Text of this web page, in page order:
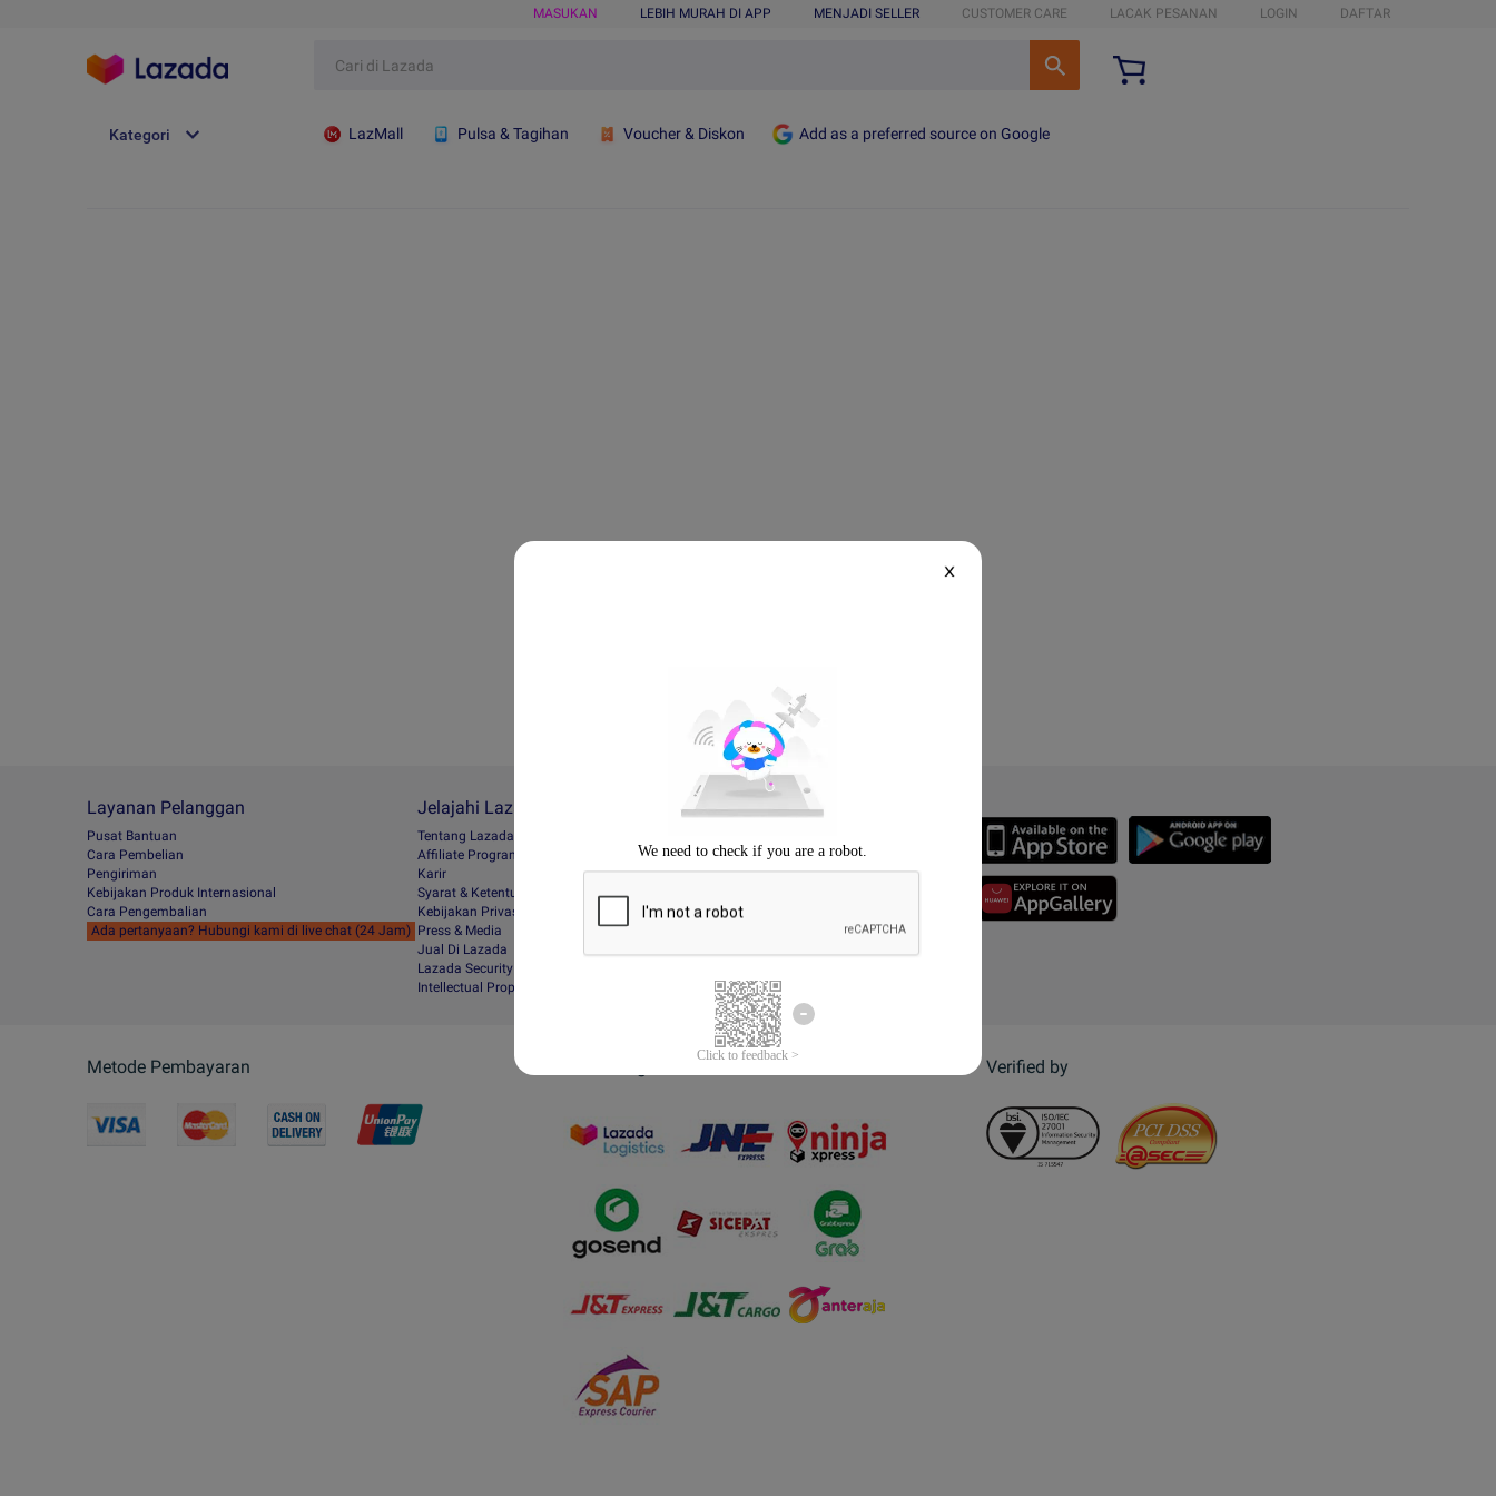
MASUKAN LEBIH MURAH DI APP MENJADI SELLER CUSTOMER CARE LACAK PESANAN LOGIN DAFTAR
Kategori LazMall Pulsa & Tagihan Voucher & Diskon Add as a preferred source on Google
Layanan Pelanggan
Pusat Bantuan
Cara Pembelian
Pengiriman
Kebijakan Produk Internasional
Cara Pengembalian
Ada pertanyaan? Hubungi kami di live chat (24 Jam)
Jelajahi Lazada
Tentang Lazada
Afﬁliate Program
Karir
Syarat & Ketentuan
Kebijakan Privasi
Press & Media
Jual Di Lazada
Lazada Security
Intellectual Property Protection
Download the App
Metode Pembayaran Verified by
X